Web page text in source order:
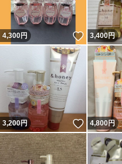
4,300円 いいね！
3,400円
3,200円 いいね！
4,800円